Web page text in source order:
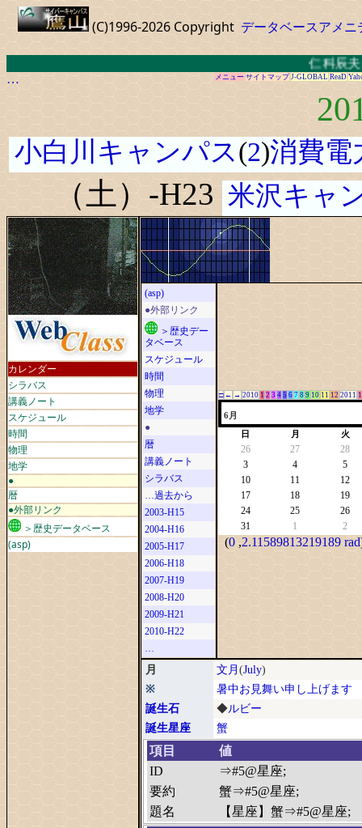
(C)1996-2026 Copyright データベースアメニ
仁科辰夫教
…
メニュー サイトマップ J-GLOBAL ReaD
小白川キャンパス(2)消費電
（土）-H23 米沢キャ
カレンダー
シラバス
講義ノート
スケジュール
時間
物理
地学
●
暦
●外部リンク
＞歴史データベース
(asp)
(asp)
●外部リンク
＞歴史デー
タベース
スケジュール
時間
物理
地学
●
暦
講義ノート
シラバス
…過去から
2003-H15
2004-H16
2005-H17
2006-H18
2007-H19
2008-H20
2009-H21
2010-H22
…
□ ← → 2010 1 2 3 4 5 6 7 8 9 10 11 12 2011 1
6月
日 月 火
26 27
28
3
4
5
10
11
12
17
18
19
24
25
26
31
1 2
(0 ,2.11589813219189 rad
月 文月 (July)
※
暑中お見舞い申し上げます
誕生石
◆ルビー
誕生星座
蟹
項目
値
ID
⇒#5@星座;
要約
蟹⇒#5@星座;
題名
【星座】蟹⇒#5@星座;